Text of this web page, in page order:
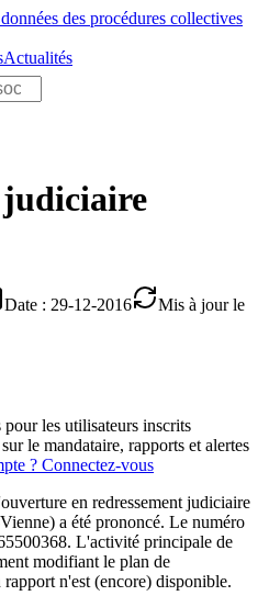
des procédures collectives
Actualités
judiciaire
Date : 29-12-2016
Mis à jour le
les utilisateurs inscrits
le mandataire, rapports et alertes
? Connectez-vous
en redressement judiciaire
a été prononcé. Le numéro
L'activité principale de
modifiant le plan de
n'est (encore) disponible.